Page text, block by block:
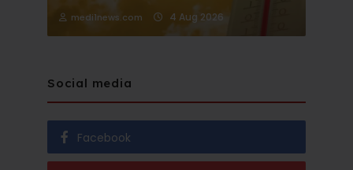
medi1news.com 4 Aug 2026
Social media
Facebook